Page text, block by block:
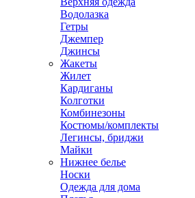
Водолазка
Гетры
Джемпер
Джинсы
Жакеты
Жилет
Кардиганы
Колготки
Комбинезоны
Костюмы/комплекты
Легинсы, бриджи
Майки
Нижнее белье
Носки
Одежда для дома